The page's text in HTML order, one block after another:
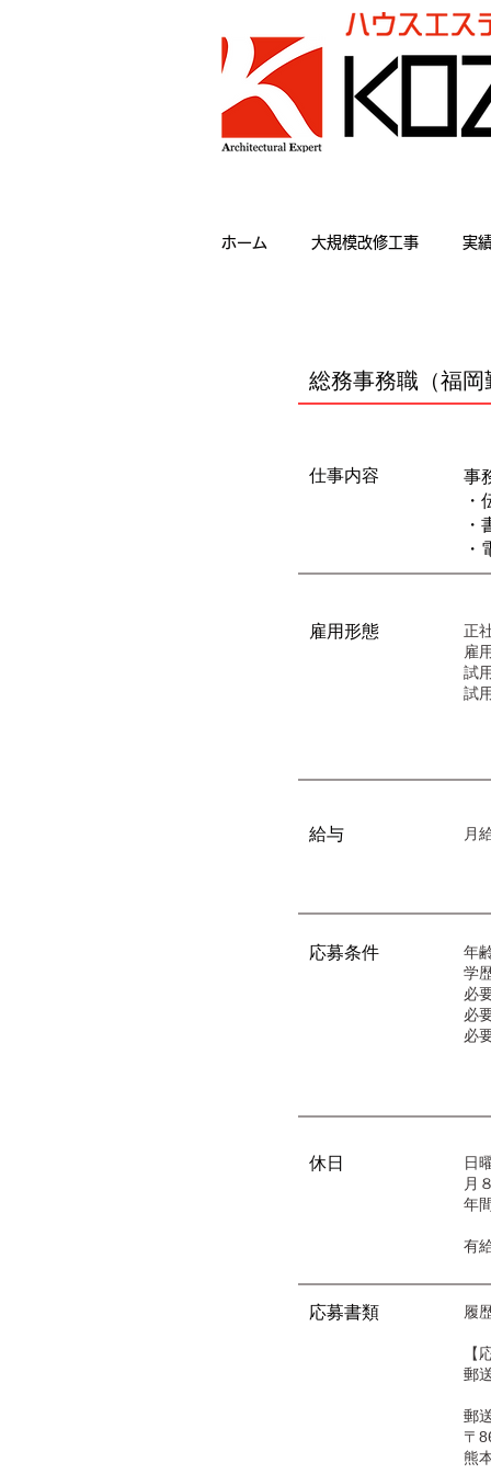
ホーム 大規模改修工事 実
総務事務職（福岡
仕事内容
事
・
雇用形態
正
雇
試
試
給与 月
応募条件
年
学
必
必
必
休日
日
月
年
有
応募書類 履
【
郵
郵
〒
熊